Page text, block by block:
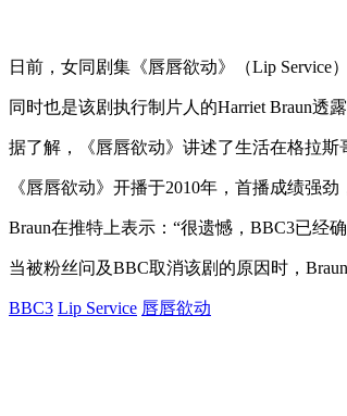
日前，女同剧集《唇唇欲动》（Lip Service
同时也是该剧执行制片人的Harriet Braun透
据了解，《唇唇欲动》讲述了生活在格拉斯
《唇唇欲动》开播于2010年，首播成绩强
Braun在推特上表示：“很遗憾，BBC3已经
当被粉丝问及BBC取消该剧的原因时，
BBC3 Lip Service 唇唇欲动